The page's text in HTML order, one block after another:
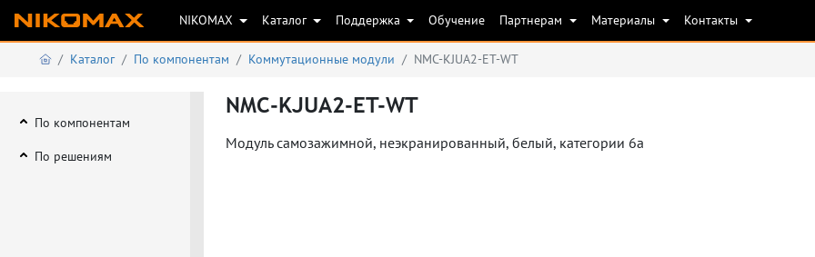
NIKOMAX Каталог Поддержка Обучение Партнерам Материалы Контакты
Каталог По компонентам Коммутационные модули NMC-KJUA2-ET-WT
По компонентам
По решениям
NMC-KJUA2-ET-WT
Модуль самозажимной, неэкранированный, белый, категории 6a